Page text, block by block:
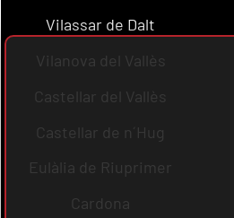
Vilassar de Dalt
Vilanova del Vallès
Castellar del Vallès
Castellar de n´Hug
Eulàlia de Riuprimer
Cardona